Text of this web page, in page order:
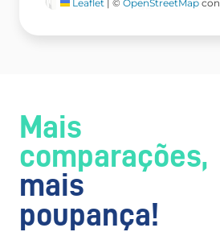
Leaflet | © OpenStreetMap
Mais
comparações,
mais
poupança!